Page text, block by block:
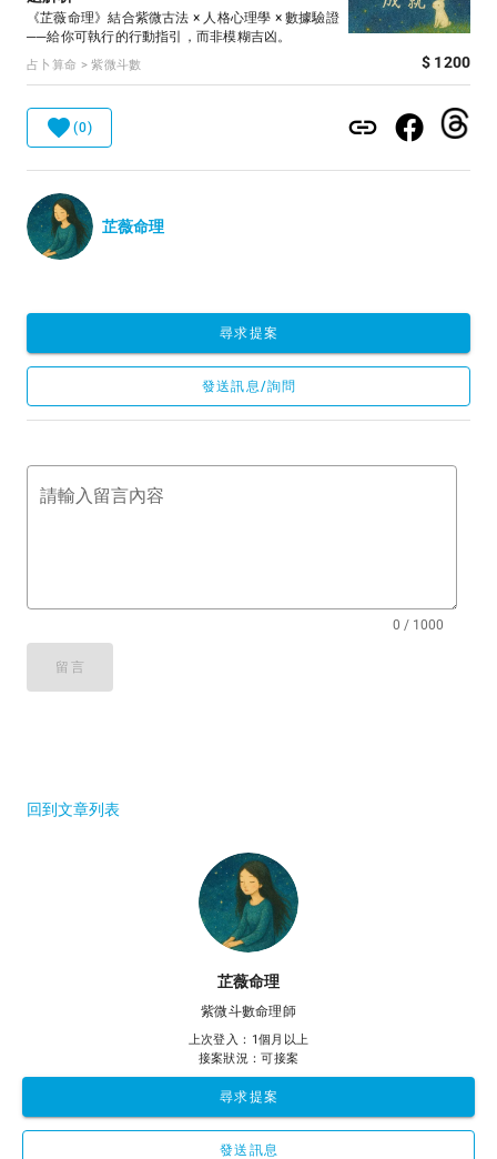
《芷薇命理》結合紫微古法 × 人格心理學 × 數據驗證
──給你可執行的行動指引，而非模糊吉凶。
占卜算命 > 紫微斗數 $ 1200
(0)
芷薇命理
尋求提案
發送訊息/詢問
請輸入留言內容
0 / 1000
留言
回到文章列表
芷薇命理
紫微斗數命理師
上次登入：1個月以上
接案狀況：可接案
尋求提案
發送訊息